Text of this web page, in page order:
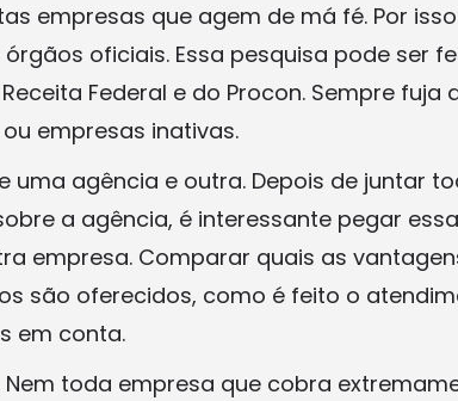
empresas que agem de má fé. Por
oficiais. Essa pesquisa pode ser
Federal e do Procon. Sempre fuja
empresas inativas.
uma agência e outra. Depois de juntar
a agência, é interessante pegar
empresa. Comparar quais as
são oferecidos, como é feito o
em conta.
Nem toda empresa que cobra